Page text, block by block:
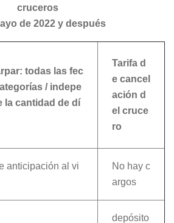
cruceros
de 2022 y después
todas las fec
/ indepe
la cantidad de dí
Tarifa d
e cancel
ación d
el cruce
ro
anticipación al vi
No hay c
argos
depósito